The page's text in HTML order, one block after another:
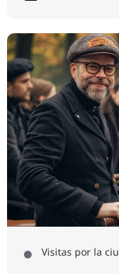
Visitas por la